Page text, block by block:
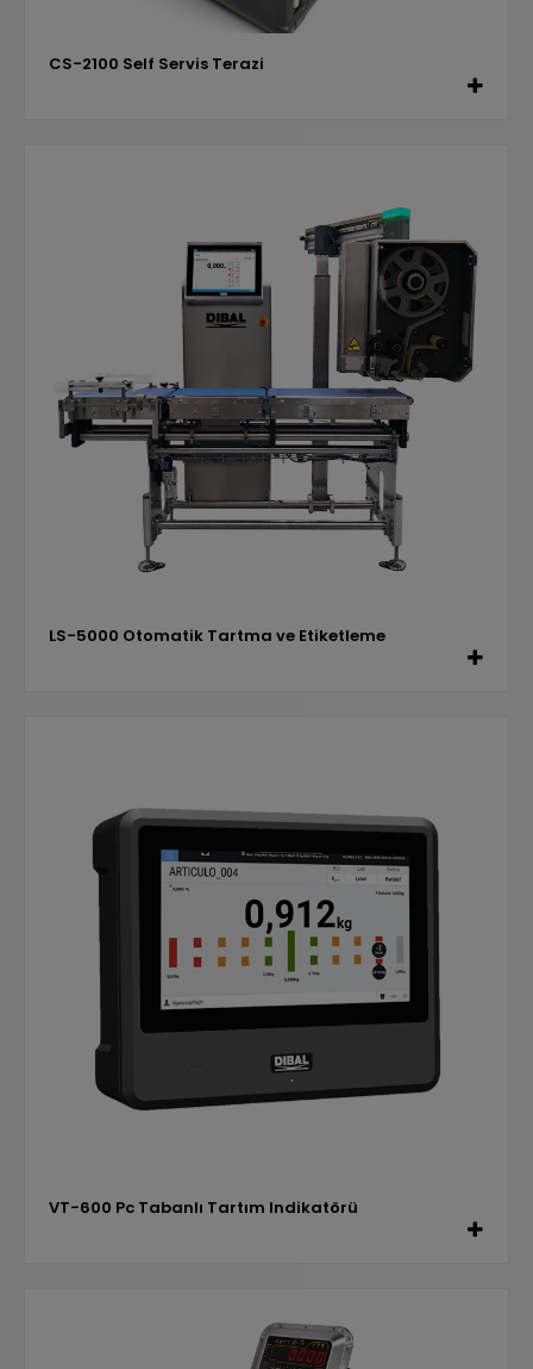
CS-2100 Self Servis Terazi
LS-5000 Otomatik Tartma ve Etiketleme
VT-600 Pc Tabanlı Tartım Indikatörü